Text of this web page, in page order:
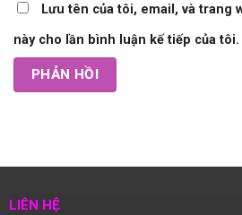
Lưu tên của tôi, email, và trang
này cho lần bình luận kế tiếp của tôi.
LIÊN HỆ